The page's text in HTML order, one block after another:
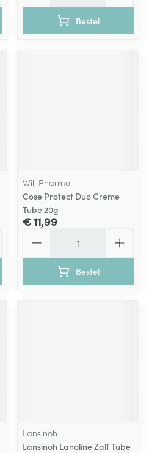
Bestel
Will Pharma
Cose Protect Duo Creme
Tube 20g
€ 11,99
Bestel
Lansinoh
Lansinoh Lanoline Zalf Tube